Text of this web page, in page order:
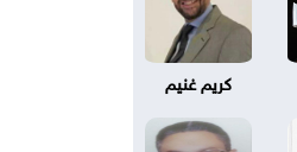
كريم غنيم